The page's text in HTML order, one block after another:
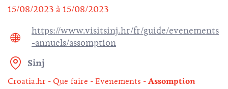
15/08/2023 à 15/08/2023
https://www.visitsinj.hr/fr/guide/evenements
-annuels/assomption
Sinj
Croatia.hr Que faire Evenements Assomption